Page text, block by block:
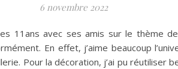
6 novembre 2022
11ans avec ses amis sur le thème
En effet, j’aime beaucoup
Pour la décoration, j’ai pu réutiliser